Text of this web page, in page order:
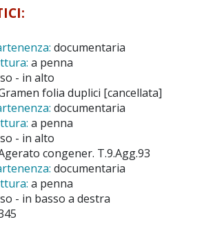
documentaria
a penna
- in alto
folia duplici [cancellata]
documentaria
a penna
- in alto
congener. T.9.Agg.93
documentaria
a penna
- in basso a destra